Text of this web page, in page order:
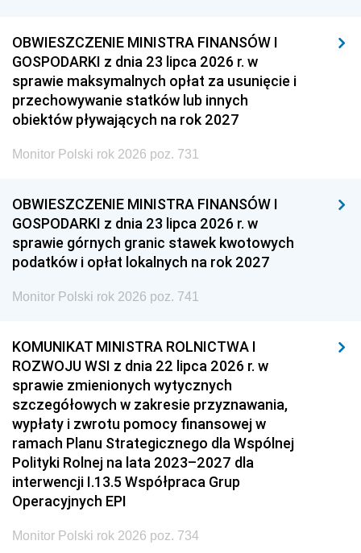
OBWIESZCZENIE MINISTRA FINANSÓW I
GOSPODARKI z dnia 23 lipca 2026 r. w
sprawie maksymalnych opłat za usunięcie i
przechowywanie statków lub innych
obiektów pływających na rok 2027
Monitor Polski rok 2026 poz. 731
OBWIESZCZENIE MINISTRA FINANSÓW I
GOSPODARKI z dnia 23 lipca 2026 r. w
sprawie górnych granic stawek kwotowych
podatków i opłat lokalnych na rok 2027
Monitor Polski rok 2026 poz. 741
KOMUNIKAT MINISTRA ROLNICTWA I
ROZWOJU WSI z dnia 22 lipca 2026 r. w
sprawie zmienionych wytycznych
szczegółowych w zakresie przyznawania,
wypłaty i zwrotu pomocy finansowej w
ramach Planu Strategicznego dla Wspólnej
Polityki Rolnej na lata 2023–2027 dla
interwencji I.13.5 Współpraca Grup
Operacyjnych EPI
Monitor Polski rok 2026 poz. 734